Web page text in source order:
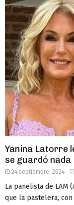
Yanina Latorre
se guardó nada
24 septiembre, 2024
La panelista de LAM
que la pastelera,